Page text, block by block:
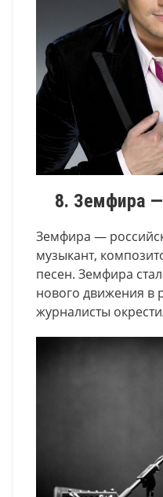
8. Земфира
Земфира —
музыкант,
песен. Земфира
нового движения в
журналисты